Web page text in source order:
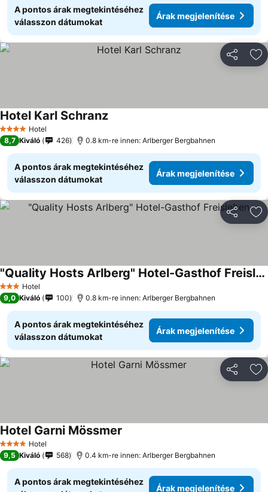
A pontos árak megtekintéséhez
válasszon dátumokat
Árak megjelenítése
4 KategóriaHotel
Hotel Karl Schranz
8,7 Kiváló 426 0.8 km-re innen: Arlberger Bergbahnen
A pontos árak megtekintéséhez
válasszon dátumokat
Árak megjelenítése
3 Kategória
Hotel
"Quality Hosts Arlberg" Hotel-Gasthof Freisleben
9,0 Kiváló 100 0.8 km-re innen: Arlberger Bergbahnen
A pontos árak megtekintéséhez
válasszon dátumokat
Árak megjelenítése
4 KategóriaHotel
Hotel Garni Mössmer
9,5 Kiváló 568 0.4 km-re innen: Arlberger Bergbahnen
A pontos árak megtekintéséhez
Árak megjelenítése